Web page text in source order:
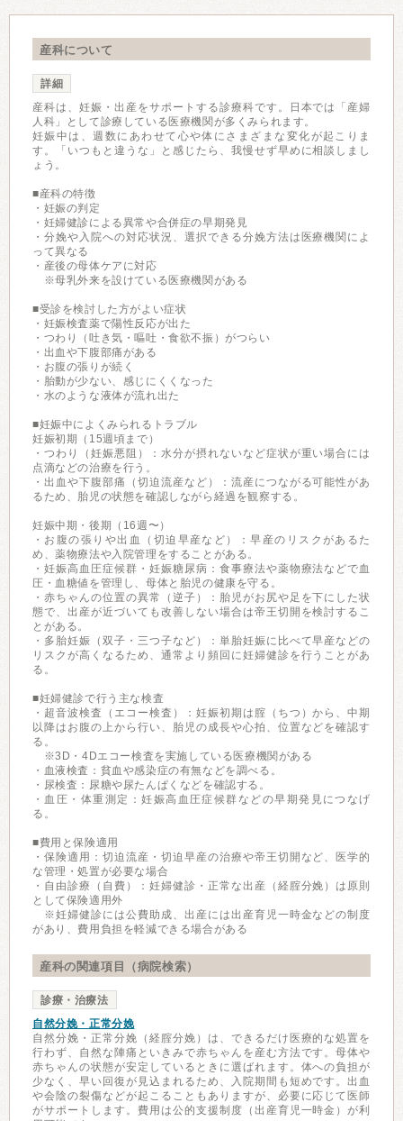
産科について
詳細
産科は、妊娠・出産をサポートする診療科です。日本では「産婦
人科」として診療している医療機関が多くみられます。
妊娠中は、週数にあわせて心や体にさまざまな変化が起こりま
す。「いつもと違うな」と感じたら、我慢せず早めに相談しまし
ょう。
■産科の特徴
・妊娠の判定
・妊婦健診による異常や合併症の早期発見
・分娩や入院への対応状況、選択できる分娩方法は医療機関によ
って異なる
・産後の母体ケアに対応
※母乳外来を設けている医療機関がある
■受診を検討した方がよい症状
・妊娠検査薬で陽性反応が出た
・つわり（吐き気・嘔吐・食欲不振）がつらい
・出血や下腹部痛がある
・お腹の張りが続く
・胎動が少ない、感じにくくなった
・水のような液体が流れ出た
■妊娠中によくみられるトラブル
妊娠初期（15週頃まで）
・つわり（妊娠悪阻）：水分が摂れないなど症状が重い場合には
点滴などの治療を行う。
・出血や下腹部痛（切迫流産など）：流産につながる可能性があ
るため、胎児の状態を確認しながら経過を観察する。
妊娠中期・後期（16週〜）
・お腹の張りや出血（切迫早産など）：早産のリスクがあるた
め、薬物療法や入院管理をすることがある。
・妊娠高血圧症候群・妊娠糖尿病：食事療法や薬物療法などで血
圧・血糖値を管理し、母体と胎児の健康を守る。
・赤ちゃんの位置の異常（逆子）：胎児がお尻や足を下にした状
態で、出産が近づいても改善しない場合は帝王切開を検討するこ
とがある。
・多胎妊娠（双子・三つ子など）：単胎妊娠に比べて早産などの
リスクが高くなるため、通常より頻回に妊婦健診を行うことがあ
る。
■妊婦健診で行う主な検査
・超音波検査（エコー検査）：妊娠初期は腟（ちつ）から、中期
以降はお腹の上から行い、胎児の成長や心拍、位置などを確認す
る。
※3D・4Dエコー検査を実施している医療機関がある
・血液検査：貧血や感染症の有無などを調べる。
・尿検査：尿糖や尿たんぱくなどを確認する。
・血圧・体重測定：妊娠高血圧症候群などの早期発見につなげ
る。
■費用と保険適用
・保険適用：切迫流産・切迫早産の治療や帝王切開など、医学的
な管理・処置が必要な場合
・自由診療（自費）：妊婦健診・正常な出産（経腟分娩）は原則
として保険適用外
※妊婦健診には公費助成、出産には出産育児一時金などの制度
があり、費用負担を軽減できる場合がある
産科の関連項目（病院検索）
診療・治療法
自然分娩・正常分娩
自然分娩・正常分娩（経腟分娩）は、できるだけ医療的な処置を
行わず、自然な陣痛といきみで赤ちゃんを産む方法です。母体や
赤ちゃんの状態が安定しているときに選ばれます。体への負担が
少なく、早い回復が見込まれるため、入院期間も短めです。出血
や会陰の裂傷などが起こることもありますが、必要に応じて医師
がサポートします。費用は公的支援制度（出産育児一時金）が利